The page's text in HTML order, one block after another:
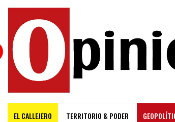
EL CALLEJERO TERRITORIO & PODER